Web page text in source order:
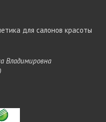
для салонов красоты
Владимировна